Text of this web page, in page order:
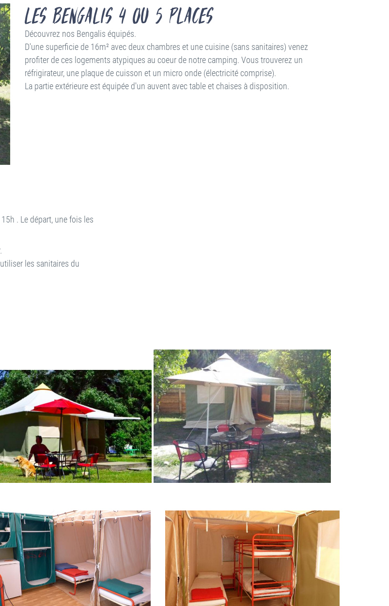
Les bengalis 4 ou 5 places
Découvrez nos Bengalis équipés.
D'une superficie de 16m² avec deux chambres et une cuisine (sans sanitaires) venez
profiter de ces logements atypiques au coeur de notre camping. Vous trouverez un
réfrigirateur, une plaque de cuisson et un micro onde (électricité comprise).
La partie extérieure est équipée d'un auvent avec table et chaises à disposition.
. Le départ, une fois les
les sanitaires du